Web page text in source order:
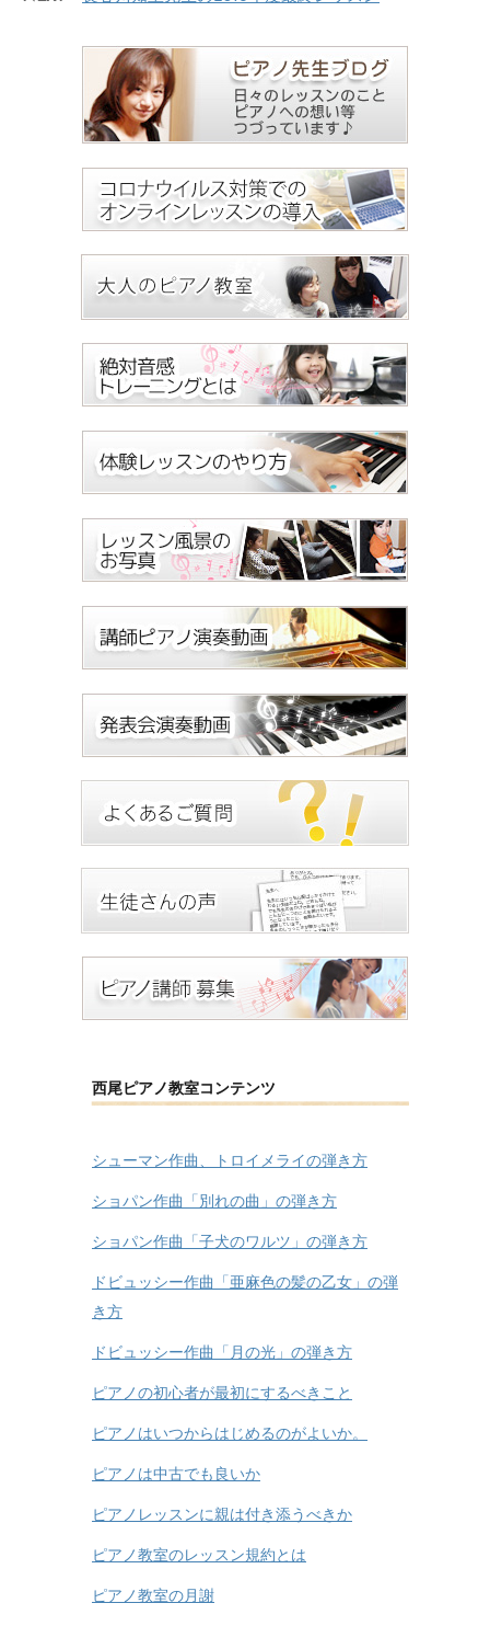
西尾ピアノ教室コンテンツ
シューマン作曲、トロイメライの弾き方
ショパン作曲「別れの曲」の弾き方
ショパン作曲「子犬のワルツ」の弾き方
ドビュッシー作曲「亜麻色の髪の乙女」の弾
き方
ドビュッシー作曲「月の光」の弾き方
ピアノの初心者が最初にするべきこと
ピアノはいつからはじめるのがよいか。
ピアノは中古でも良いか
ピアノレッスンに親は付き添うべきか
ピアノ教室のレッスン規約とは
ピアノ教室の月謝